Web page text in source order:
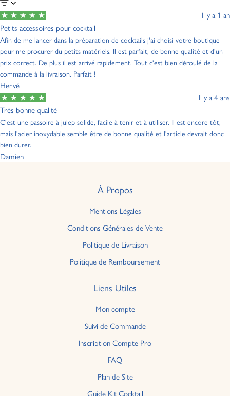
Il y a 1 an
Petits accessoires pour cocktail
Afin de me lancer dans la préparation de cocktails j'ai choisi votre boutique
pour me procurer du petits matériels. Il est parfait, de bonne qualité et d'un
prix correct. De plus il est arrivé rapidement. Tout c'est bien déroulé de la
commande à la livraison. Parfait !
Hervé
Il y a 4 ans
Très bonne qualité
C'est une passoire à julep solide, facile à tenir et à utiliser. Il est encore tôt,
mais l'acier inoxydable semble être de bonne qualité et l'article devrait donc
bien durer.
Damien
À Propos
Mentions Légales
Conditions Générales de Vente
Politique de Livraison
Politique de Remboursement
Liens Utiles
Mon compte
Suivi de Commande
Inscription Compte Pro
FAQ
Plan de Site
Guide Kit Cocktail